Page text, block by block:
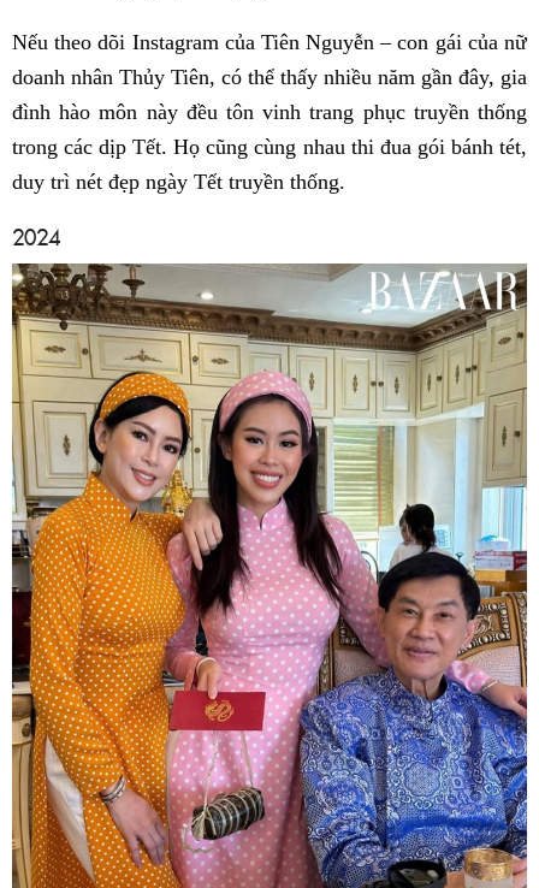
Nếu theo dõi Instagram của Tiên Nguyễn – con gái của nữ
doanh nhân Thủy Tiên, có thể thấy nhiều năm gần đây, gia
đình hào môn này đều tôn vinh trang phục truyền thống
trong các dịp Tết. Họ cũng cùng nhau thi đua gói bánh tét,
duy trì nét đẹp ngày Tết truyền thống.
2024